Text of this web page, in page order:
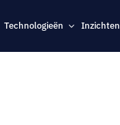
Technologieën Inzichten